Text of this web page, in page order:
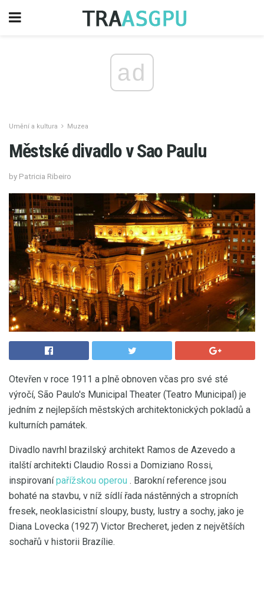
ad
Umění a kultura Muzea
Městské divadlo v Sao Paulu
by Patricia Ribeiro
Otevřen v roce 1911 a plně obnoven včas pro své sté
výročí, São Paulo's Municipal Theater (Teatro Municipal) je
jedním z nejlepších městských architektonických pokladů a
kulturních památek.
Divadlo navrhl brazilský architekt Ramos de Azevedo a
italští architekti Claudio Rossi a Domiziano Rossi,
inspirovanípařížskou operou . Barokní reference jsou
bohaté na stavbu, v níž sídlí řada nástěnných a stropních
fresek, neoklasicistní sloupy, busty, lustry a sochy, jako je
Diana Lovecka (1927) Victor Brecheret, jeden z největších
sochařů v historii Brazílie.